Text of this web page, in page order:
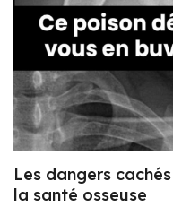
Les dangers
la santé osseuse